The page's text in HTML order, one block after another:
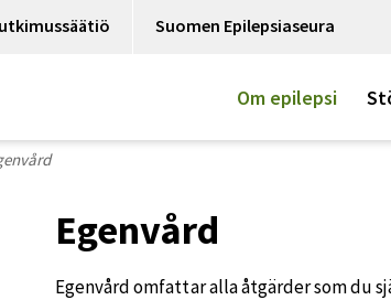
Suomen Epilepsiaseura
Om epilepsi
Egenvård
Egenvård omfattar alla åtgärder som du